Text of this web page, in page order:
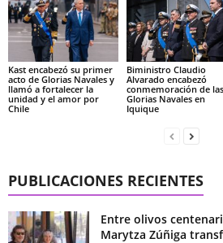
Kast encabezó su primer
acto de Glorias Navales y
llamó a fortalecer la
unidad y el amor por
Chile
Biministro Claudio
Alvarado encabezó
conmemoración de las
Glorias Navales en
Iquique
PUBLICACIONES RECIENTES
Entre olivos
Marytza Zúñiga